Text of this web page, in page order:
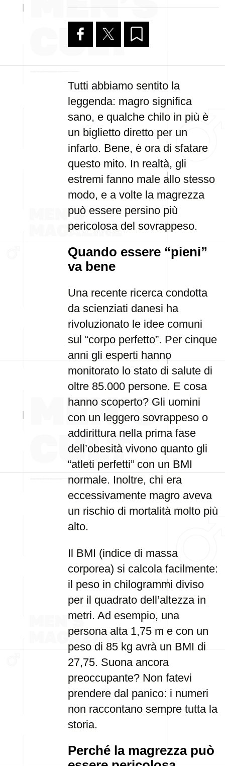
Tutti abbiamo sentito la
leggenda: magro significa
sano, e qualche chilo in più è
un biglietto diretto per un
infarto. Bene, è ora di sfatare
questo mito. In realtà, gli
estremi fanno male allo stesso
modo, e a volte la magrezza
può essere persino più
pericolosa del sovrappeso.
Quando essere “pieni”
va bene
Una recente ricerca condotta
da scienziati danesi ha
rivoluzionato le idee comuni
sul “corpo perfetto”. Per cinque
anni gli esperti hanno
monitorato lo stato di salute di
oltre 85.000 persone. E cosa
hanno scoperto? Gli uomini
con un leggero sovrappeso o
addirittura nella prima fase
dell’obesità vivono quanto gli
“atleti perfetti” con un BMI
normale. Inoltre, chi era
eccessivamente magro aveva
un rischio di mortalità molto più
alto.
Il BMI (indice di massa
corporea) si calcola facilmente:
il peso in chilogrammi diviso
per il quadrato dell’altezza in
metri. Ad esempio, una
persona alta 1,75 m e con un
peso di 85 kg avrà un BMI di
27,75. Suona ancora
preoccupante? Non fatevi
prendere dal panico: i numeri
non raccontano sempre tutta la
storia.
Perché la magrezza può